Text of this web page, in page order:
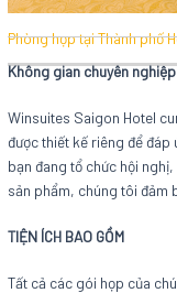
Phòng họp tại Thành phố
Không gian chuyên
Winsuites Saigon Hotel
được thiết kế riêng để đáp
bạn đang tổ chức hội
sản phẩm, chúng tôi đảm
TIỆN ÍCH BAO GỒM
Tất cả các gói họp của